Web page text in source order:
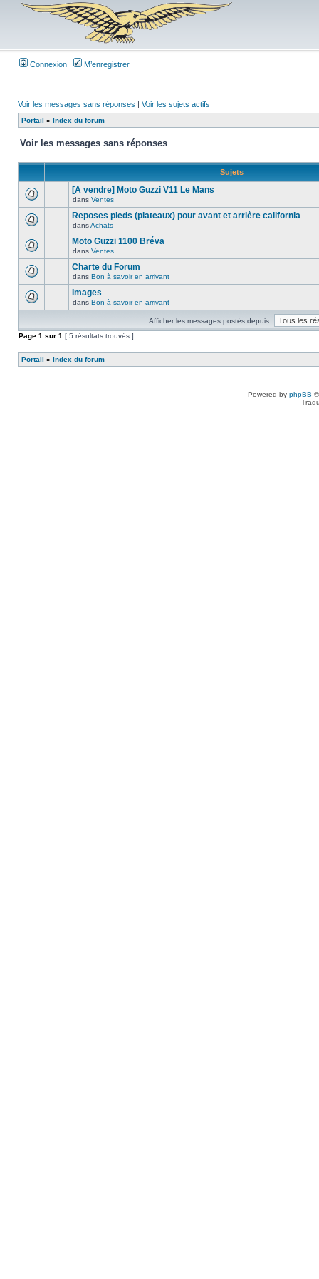
Connexion M’enregistrer
Voir les messages sans réponses | Voir les sujets actifs
Portail » Index du forum
Voir les messages sans réponses
Sujets
[A vendre] Moto Guzzi V11 Le Mans
dans Ventes
Reposes pieds (plateaux) pour avant et arrière california
dansAchats
Moto Guzzi 1100 Bréva
dans Ventes
Charte du Forum
dans Bon à savoir en arrivant
Images
dans Bon à savoir en arrivant
Afficher les messages postés depuis:
Page 1 sur 1 [ 5 résultats trouvés ]
Portail » Index du forum
Powered by phpBB